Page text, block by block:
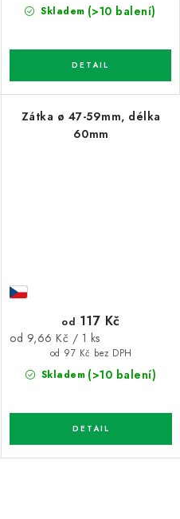
Skladem (>10 balení)
Zátka ø 47-59mm, délka
60mm
Skladem (>10 balení)
od 97 Kč bez DPH
od 117 Kč
Měrná
od 9,66 Kč / 1 ks